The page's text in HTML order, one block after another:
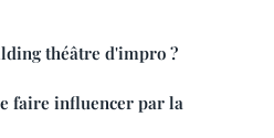
théâtre d'impro ?
faire influencer par la